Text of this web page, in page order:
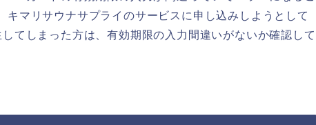
キマリサウナサプライのサービスに申し込みしようとして
てしまった方は、有効期限の入力間違いがないか確認して